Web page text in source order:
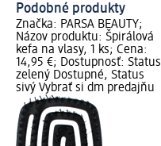
Podobné produkty
Značka: PARSA BEAUTY;
Názov produktu: Špirálová
kefa na vlasy, 1 ks; Cena:
14,95 €; Dostupnosť: Status
zelený Dostupné, Status
sivý Vybrať si dm predajňu